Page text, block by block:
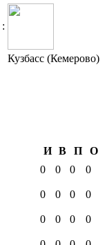
:
Кузбасс (Кемерово)
И В П
О
0 0 0 0
0 0 0 0
0 0 0 0